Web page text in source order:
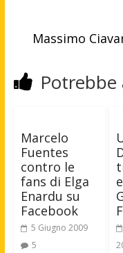
Massimo
Marcelo
Fuentes
contro le
fans di Elga
Enardu su
Facebook
5 Giugno 2009
5